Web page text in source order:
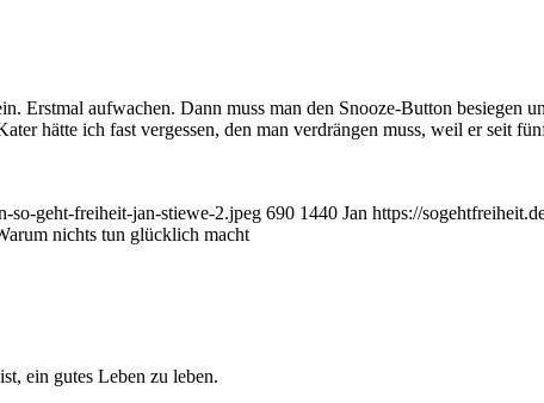
Erstmal aufwachen. Dann muss man den Snooze-Button besiegen
hätte ich fast vergessen, den man verdrängen muss, weil er seit
so-geht-freiheit-jan-stiewe-2.jpeg 690 1440 Jan https://
nichts tun glücklich macht
ein gutes Leben zu leben.